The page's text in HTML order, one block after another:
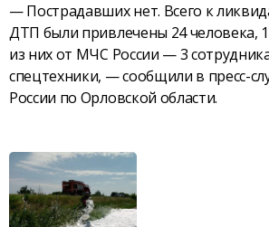
— Пострадавших нет. Всего к
ДТП были привлечены 24 человека,
из них от МЧС России — 3
спецтехники, — сообщили в пресс-
России по Орловской области.